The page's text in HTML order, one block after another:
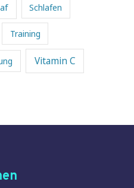
Schlafen
Training
Vitamin C